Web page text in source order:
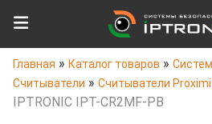
Главная » Каталог товаров »
Считыватели » Считыватели
IPTRONIC IPT-CR2MF-PB